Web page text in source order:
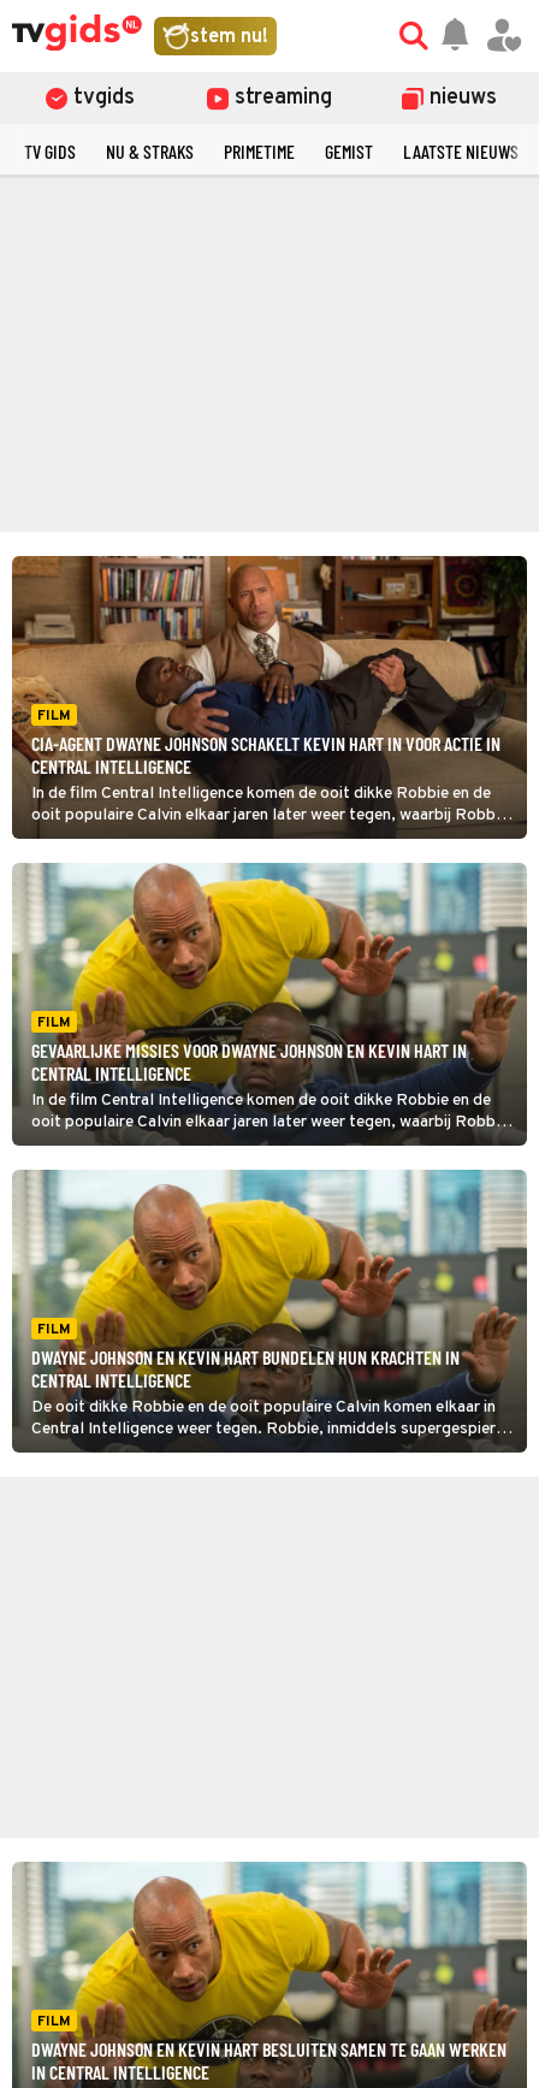
stem nu!
tvgids streaming nieuws
TV GIDS NU & STRAKS PRIMETIME GEMIST LAATSTE NIEUWS
FILM
CIA-AGENT DWAYNE JOHNSON SCHAKELT KEVIN HART IN VOOR ACTIE IN
CENTRAL INTELLIGENCE
In de film Central Intelligence komen de ooit dikke Robbie en de
ooit populaire Calvin elkaar jaren later weer tegen, waarbij Robbie,
inmiddels supergespierd en werkzaam voor de CIA, Calvins hulp
goed kan gebruiken.
FILM
GEVAARLIJKE MISSIES VOOR DWAYNE JOHNSON EN KEVIN HART IN
CENTRAL INTELLIGENCE
In de film Central Intelligence komen de ooit dikke Robbie en de
ooit populaire Calvin elkaar jaren later weer tegen, waarbij Robbie,
inmiddels supergespierd en werkzaam voor de CIA, Calvins hulp
goed kan gebruiken.
FILM
DWAYNE JOHNSON EN KEVIN HART BUNDELEN HUN KRACHTEN IN
CENTRAL INTELLIGENCE
De ooit dikke Robbie en de ooit populaire Calvin komen elkaar in
Central Intelligence weer tegen. Robbie, inmiddels supergespierd
en werkzaam voor de CIA, kan Calvins hulp goed gebruiken.
FILM
DWAYNE JOHNSON EN KEVIN HART BESLUITEN SAMEN TE GAAN WERKEN
IN CENTRAL INTELLIGENCE